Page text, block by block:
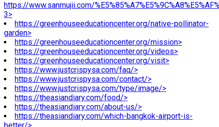
https://www.sanmujii.com/
3>
https://greenhouseeducationcenter.org/native-pollinator-
garden>
https://greenhouseeducationcenter.org/mission>
https://greenhouseeducationcenter.org/videos>
https://greenhouseeducationcenter.org/visit>
https://www.justcrispysa.com/faq/>
https://www.justcrispysa.com/contact/>
https://www.justcrispysa.com/type/image/>
https://theasiandiary.com/food/>
https://theasiandiary.com/about-us/>
https://theasiandiary.com/which-bangkok-airport-is-